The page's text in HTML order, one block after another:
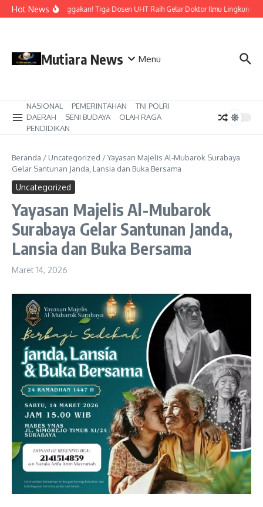
Lewati ke konten
Hot NewsMembanggakan! Tiga Dosen UHT Raih Gelar Doktor Ilmu Lingkungan
Mutiara News Menu
NASIONAL PEMERINTAHAN
TNI POLRI
DAERAH
SENI BUDAYA
OLAH RAGA
PENDIDIKAN
Beranda / Uncategorized /Yayasan Majelis Al-Mubarok Surabaya
Gelar Santunan Janda, Lansia dan Buka Bersama
Uncategorized
Yayasan Majelis Al-Mubarok
Surabaya Gelar Santunan Janda,
Lansia dan Buka Bersama
Maret 14, 2026